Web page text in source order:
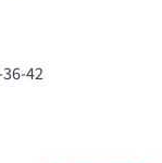
42